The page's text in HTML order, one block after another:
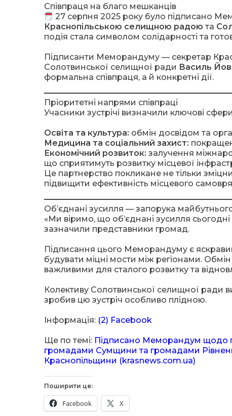
Співпраця на благо мешканців
27 серпня 2025 року було підписано
Краснопільською селищною радою та
подія стала символом солідарності та
Підписанти Меморандуму — секретар
Солотвинської селищної ради Василь
формальна співпраця, а й конкретні дії.
Пріоритетні напрями співпраці
Учасники зустрічі визначили ключові
Освіта та культура: обмін досвідом та
Медицина та соціальний захист:
Економічний розвиток: залучення
що сприятимуть розвитку місцевої
Це партнерство покликане не тільки
підвищити ефективність місцевого
Об’єднані зусилля — запорука
«Ми віримо, що об’єднані зусилля
зазначили представники громад.
Підписання цього Меморандуму є
будувати міцні мости між регіонами.
важливими для сталого розвитку та
Колективу Солотвинської селищної ради
зробив цю зустріч особливо плідною.
Інформація: (2) Facebook
Ще по темі: Підписано Меморандум щодо
громадами Сумщини та громадами
Краснопільщини (krasnews.com.ua)
Поширити це:
Facebook X